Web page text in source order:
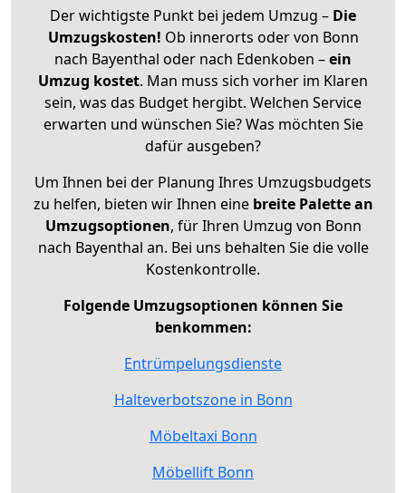
Der wichtigste Punkt bei jedem Umzug – Die
Umzugskosten! Ob innerorts oder von Bonn
nach Bayenthal oder nach Edenkoben –ein
Umzug kostet. Man muss sich vorher im Klaren
sein, was das Budget hergibt. Welchen Service
erwarten und wünschen Sie? Was möchten Sie
dafür ausgeben?
Um Ihnen bei der Planung Ihres Umzugsbudgets
zu helfen, bieten wir Ihnen eine breite Palette an
Umzugsoptionen, für Ihren Umzug von Bonn
nach Bayenthal an. Bei uns behalten Sie die volle
Kostenkontrolle.
Folgende Umzugsoptionen können Sie
benkommen:
Entrümpelungsdienste
Halteverbotszone in Bonn
Möbeltaxi Bonn
Möbellift Bonn